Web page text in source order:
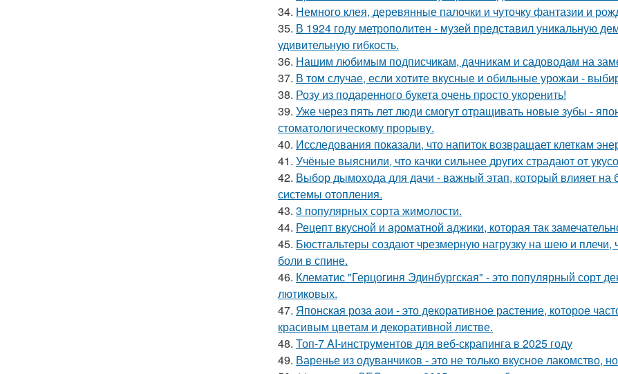
34. Немного клея, деревянные палочки и чуточку фантазии и
35. В 1924 году метрополитен - музей представил уникальную
удивительную гибкость.
36. Нашим любимым подписчикам, дачникам и садоводам на
37. В том случае, если хотите вкусные и обильные урожаи -
38. Розу из подаренного букета очень просто укoренить!
39. Уже через пять лет люди смогут отращивать новые зубы -
стоматологическому прорыву.
40. Исследования показали, что напиток возвращает клеткам
41. Учёные выяснили, что качки сильнее других страдают от
42. Выбор дымохода для дачи - важный этап, который влияет на
системы отопления.
43. 3 популярных сорта жимолости.
44. Рецепт вкусной и ароматной аджики, которая так
45. Бюстгальтеры создают чрезмерную нагрузку на шею и
боли в спине.
46. Клематис "Герцогиня Эдинбургская" - это популярный сорт
лютиковых.
47. Японская роза аои - это декоративное растение, которое
красивым цветам и декоративной листве.
48. Топ-7 AI-инструментов для веб-скрапинга в 2025 году
49. Варенье из одуванчиков - это не только вкусное лакомство,